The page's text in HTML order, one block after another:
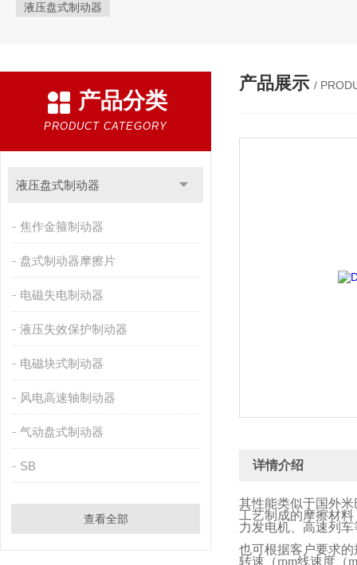
液压盘式制动器
产品分类
PRODUCT CATEGORY
液压盘式制动器
焦作金箍制动器
盘式制动器摩擦片
电磁失电制动器
液压失效保护制动器
电磁块式制动器
风电高速轴制动器
气动盘式制动器
SB
查看全部
产品展示 /
详情介绍
其性能类似于国外米
工艺制成的摩擦材
力发电机、高速列
也可根据客户要求
转速（rpm线速度（